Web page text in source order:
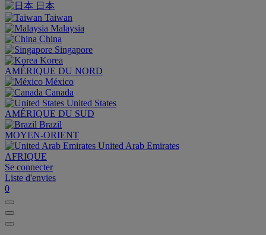
日本
Taiwan
Malaysia
China
Singapore
Korea
AMÉRIQUE DU NORD
México
Canada
United States
AMÉRIQUE DU SUD
Brazil
MOYEN-ORIENT
United Arab Emirates
AFRIQUE
Se connecter
Liste d'envies
0